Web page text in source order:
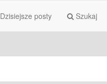
Dzisiejsze posty Szukaj